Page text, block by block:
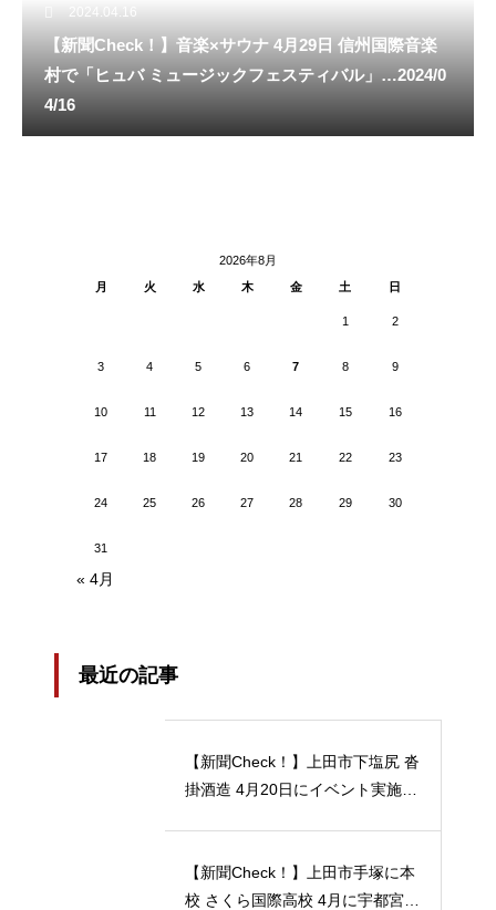
2024.04.16
【新聞Check！】音楽×サウナ 4月29日 信州国際音楽
村で「ヒュバ ミュージックフェスティバル」…2024/0
4/16
2026年8月
月
火 水 木 金 土 日
1 2
3 4 5 6 7 8 9
10 11 12 13 14 15 16
17 18 19 20 21 22 23
24 25 26 27 28 29 30
31
« 4月
最近の記事
【新聞Check！】上田市下塩尻 沓
掛酒造 4月20日にイベント実施 5
【新聞Check！】上田市手塚に本
校 さくら国際高校 4月に宇都宮動